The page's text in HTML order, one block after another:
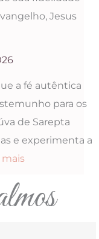
2026Jesus
a fé autêntica
para os
de Sarepta
e experimenta a
mais:
do